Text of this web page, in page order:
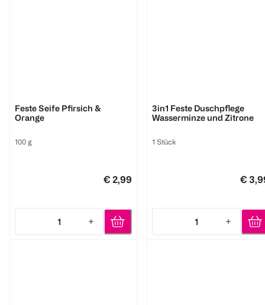
Feste Seife Pfirsich &
Orange
100 g
€ 2,99
1
Quantity: 1
3in1 Feste Duschpflege
Wasserminze und Zitrone
1 Stück
€
1
Quantity: 1